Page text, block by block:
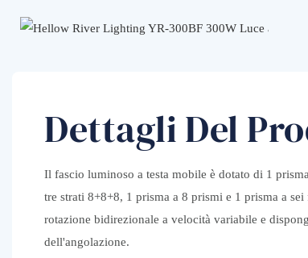
Dettagli Del
Il fascio luminoso a testa mobile è dotato di 1
tre strati 8+8+8, 1 prisma a 8 prismi e 1 prisma a
rotazione bidirezionale a velocità variabile e
dell'angolazione.